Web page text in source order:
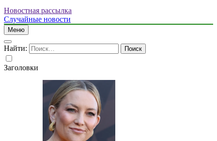
Новостная рассылка
Случайные новости
Меню
Найти:
Заголовки